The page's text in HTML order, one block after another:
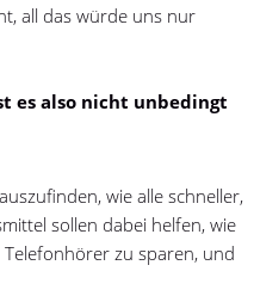
all das würde uns nur
es also nicht unbedingt
wie alle schneller,
sollen dabei helfen, wie
zu sparen, und